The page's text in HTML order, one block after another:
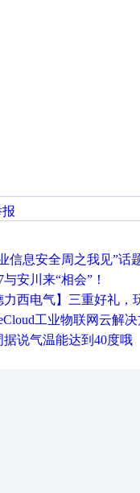
息安全周之我见”话题互动获奖名单发
与安川来“相会”！
力西电气】三重好礼，玩嗨
工业物联网云解决方案实践
据说气温能达到40度哦